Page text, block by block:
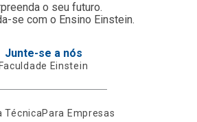
o seu futuro.
se com o Ensino Einstein.
Junte-se a nós
Faculdade Einstein
TécnicaPara Empresas